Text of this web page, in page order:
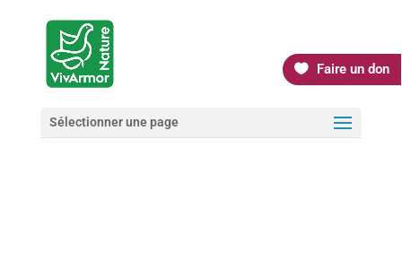
Faire un don
Sélectionner une page